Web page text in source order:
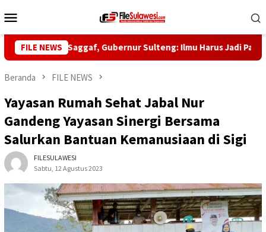
ke
Mobile
FILE NEWS
5 Habib Saggaf, Gubernur Sulteng: Ilmu Harus Jadi Panglima
Beranda FILE NEWS
Yayasan Rumah Sehat Jabal Nur
Gandeng Yayasan Sinergi Bersama
Salurkan Bantuan Kemanusiaan di Sigi
FILESULAWESI
Sabtu, 12 Agustus 2023